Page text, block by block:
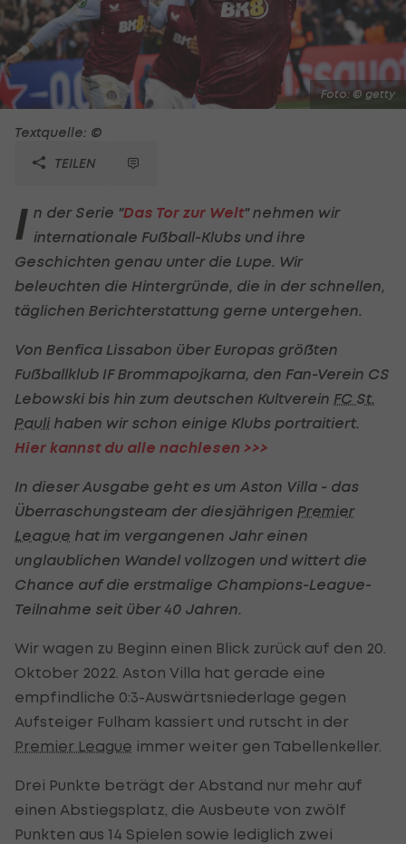
Foto: © getty
Textquelle: ©
TEILEN
I n der Serie "Das Tor zur Welt" nehmen wir
internationale Fußball-Klubs und ihre
Geschichten genau unter die Lupe. Wir
beleuchten die Hintergründe, die in der schnellen,
täglichen Berichterstattung gerne untergehen.
Von Benfica Lissabon über Europas größten
Fußballklub IF Brommapojkarna, den Fan-Verein CS
Lebowski bis hin zum deutschen Kultverein FC St.
Pauli haben wir schon einige Klubs portraitiert.
Hier kannst du alle nachlesen >>>
In dieser Ausgabe geht es um Aston Villa - das
Überraschungsteam der diesjährigen Premier
League hat im vergangenen Jahr einen
unglaublichen Wandel vollzogen und wittert die
Chance auf die erstmalige Champions-League-
Teilnahme seit über 40 Jahren.
Wir wagen zu Beginn einen Blick zurück auf den 20.
Oktober 2022. Aston Villa hat gerade eine
empfindliche 0:3-Auswärtsniederlage gegen
Aufsteiger Fulham kassiert und rutscht in der
Premier League immer weiter gen Tabellenkeller.
Drei Punkte beträgt der Abstand nur mehr auf
einen Abstiegsplatz, die Ausbeute von zwölf
Punkten aus 14 Spielen sowie lediglich zwei